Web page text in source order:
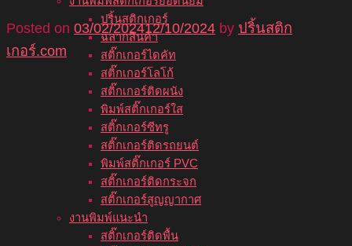
ปริ้นสติกเกอร์
ฉลากสินค้า
สติ๊กเกอร์ไดคัท
สติ๊กเกอร์โลโก้
สติ๊กเกอร์ติดผนัง
พิมพ์สติ๊กเกอร์ใส
สติ๊กเกอร์ซีทรู
สติ๊กเกอร์ติดรถยนต์
พิมพ์สติ๊กเกอร์ PVC
สติ๊กเกอร์ติดกระจก
สติ๊กเกอร์สูญญากาศ
งานพิมพ์แนะนำ
สติ๊กเกอร์ติดพื้น
Posted on 03/02/202412/10/2024 by ปริ้นสติก
เกอร์.com